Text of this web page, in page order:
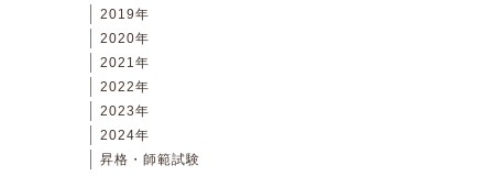
2019年
2020年
2021年
2022年
2023年
2024年
昇格・師範試験